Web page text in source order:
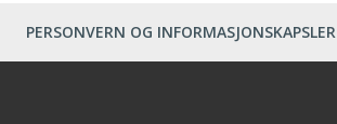
PERSONVERN OG INFORMASJONSKAPSLER